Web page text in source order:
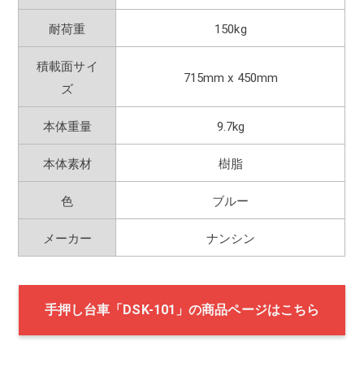
耐荷重 150kg
積載面サイ
ズ
715mm x 450mm
本体重量 9.7kg
本体素材 樹脂
色 ブルー
メーカー ナンシン
手押し台車「DSK-101」の商品ページはこちら